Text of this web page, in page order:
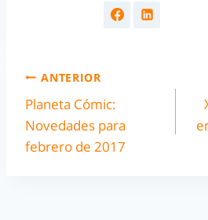
ANTERIOR
Planeta Cómic:
Novedades para
febrero de 2017